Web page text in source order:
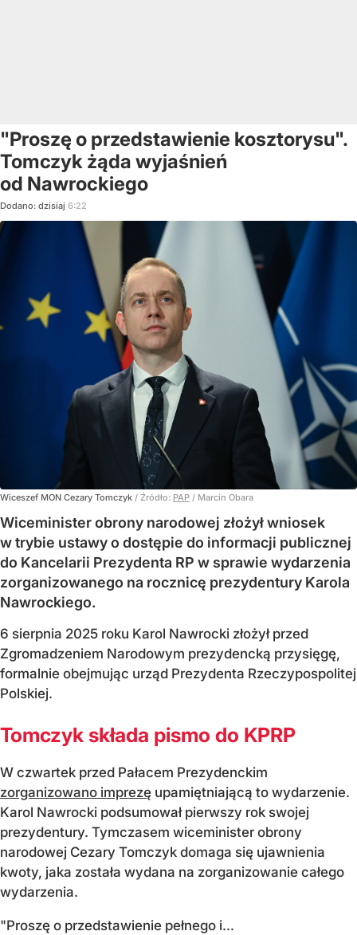
"Proszę o przedstawienie kosztorysu".
Tomczyk żąda wyjaśnień
od Nawrockiego
Dodano: dzisiaj 6:22
Wiceszef MON Cezary Tomczyk / Źródło: PAP / Marcin Obara
Wiceminister obrony narodowej złożył wniosek
w trybie ustawy o dostępie do informacji publicznej
do Kancelarii Prezydenta RP w sprawie wydarzenia
zorganizowanego na rocznicę prezydentury Karola
Nawrockiego.
6 sierpnia 2025 roku Karol Nawrocki złożył przed
Zgromadzeniem Narodowym prezydencką przysięgę,
formalnie obejmując urząd Prezydenta Rzeczypospolitej
Polskiej.
Tomczyk składa pismo do KPRP
W czwartek przed Pałacem Prezydenckim
zorganizowano imprezę upamiętniającą to wydarzenie.
Karol Nawrocki podsumował pierwszy rok swojej
prezydentury. Tymczasem wiceminister obrony
narodowej Cezary Tomczyk domaga się ujawnienia
kwoty, jaka została wydana na zorganizowanie całego
wydarzenia.
"Proszę o przedstawienie pełnego i...